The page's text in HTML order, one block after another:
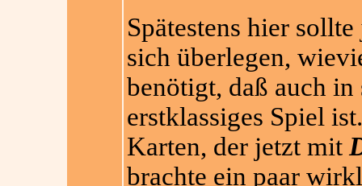
Spätestens hier
sich überlegen,
benötigt, daß auch
erstklassiges Spiel
Karten, der jetzt mit
brachte ein paar